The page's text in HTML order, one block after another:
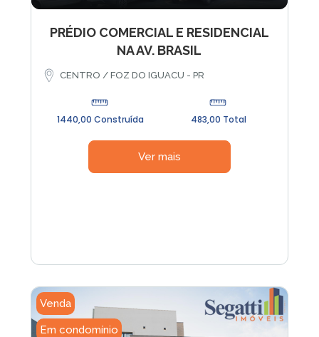
PRÉDIO COMERCIAL E RESIDENCIAL
NA AV. BRASIL
CENTRO / FOZ DO IGUACU - PR
1440,00 Construída 483,00 Total
Ver mais
Venda
Em condomínio